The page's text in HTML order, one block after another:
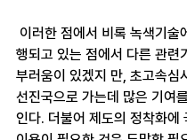
행되고 있는 점에서 다른 관련
부러움이 있겠지 만, 초고속심
선진국으로 가는데 많은 기여
인다. 더불어 제도의 정착화에